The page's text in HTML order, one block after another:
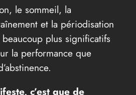
le sommeil, la
et la périodisation
plus significatifs
la performance que
c’est que de